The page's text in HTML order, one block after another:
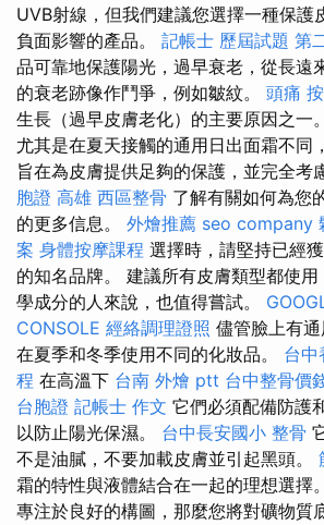
UVB射線，但我們建議您選擇一種保護
負面影響的產品。 記帳士 歷屆試題 第
品可靠地保護陽光，過早衰老，從長遠
的衰老跡像作鬥爭，例如皺紋。 頭痛
生長（過早皮膚老化）的主要原因之一。
尤其是在夏天接觸的通用日出面霜不同
旨在為皮膚提供足夠的保護，並完全考
胞證 高雄 西區整骨 了解有關如何為您
的更多信息。 外燴推薦 seo company
案 身體按摩課程 選擇時，請堅持已經
的知名品牌。 建議所有皮膚類型都使
學成分的人來說，也值得嘗試。
CONSOLE 經絡調理證照 儘管臉上有
在夏季和冬季使用不同的化妝品。 台中
程 在高溫下 台南 外燴 ptt 台中整骨價
台胞證 記帳士 作文 它們必須配備防護
以防止陽光保濕。 台中長安國小 整骨
不是油膩，不要加載皮膚並引起黑頭。
霜的特性與液體結合在一起的理想選擇。
專注於良好的構圖，那麼您將對礦物質